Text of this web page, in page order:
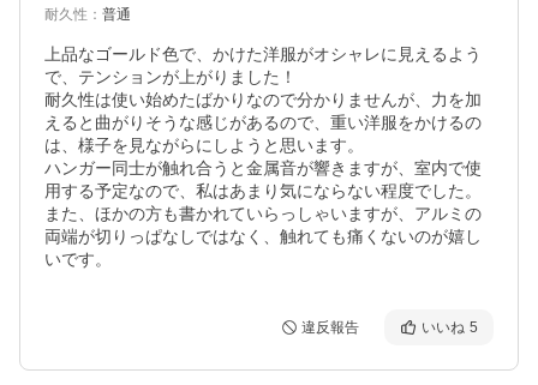
耐久性 ： 普通
上品なゴールド色で、かけた洋服がオシャレに見えるよう
で、テンションが上がりました！
耐久性は使い始めたばかりなので分かりませんが、力を加
えると曲がりそうな感じがあるので、重い洋服をかけるの
は、様子を見ながらにしようと思います。
ハンガー同士が触れ合うと金属音が響きますが、室内で使
用する予定なので、私はあまり気にならない程度でした。
また、ほかの方も書かれていらっしゃいますが、アルミの
両端が切りっぱなしではなく、触れても痛くないのが嬉し
いです。
違反報告 いいね 5